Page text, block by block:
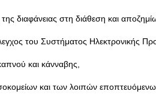
διαφάνειας στη διάθεση και
του Συστήματος
και κάνναβης,
και των λοιπών